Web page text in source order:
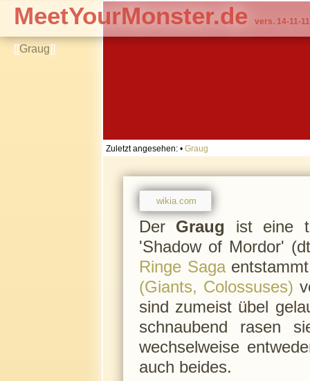
[[Graug]]
MeetYourMonster.de vers. 14-11-11
Zuletzt angesehen: • Graug
wikia.com
Der Graug ist eine
'Shadow of Mordor'
Ringe Saga
(Giants, Colossuses)
sind zumeist übel
schnaubend rasen
wechselweise
auch beides.